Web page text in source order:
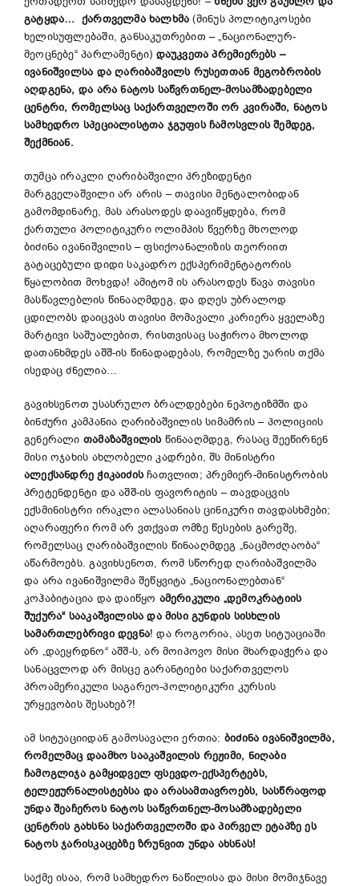
გატყდა… ქართველმა ხალხმა (მინუს პოლიტიკოსები
ხელისუფლებაში, განსაკუთრებით – „ნაციონალურ-
მეოცნებე“ პარლამენტი) დაუკვეთა პრემიერებს –
ივანიშვილსა და ღარიბაშვილს რუსეთთან მეგობრობის
აღდგენა, და არა ნატოს საწვრთნელ-მოსამზადებელი
ცენტრი, რომელსაც საქართველოში ორ კვირაში, ნატოს
სამხედრო სპეციალისტთა ჯგუფის ჩამოსვლის შემდეგ,
შექმნიან.
თუმცა ირაკლი ღარიბაშვილი პრეზიდენტი
მარგველაშვილი არ არის – თავისი მენტალობიდან
გამომდინარე, მას არასოდეს დაავიწყდება, რომ
ქართული პოლიტიკური ოლიმპის წვერზე მხოლოდ
ბიძინა ივანიშვილის – ფსიქოანალიზის თეორიით
გატაცებული დიდი საკადრო ექსპერიმენტატორის
წყალობით მოხვდა! ამიტომ ის არასოდეს წავა თავისი
მასწავლებლის წინააღმდეგ, და დღეს უბრალოდ
ცდილობს დაიცვას თავისი მომავალი კარიერა ყველაზე
მარტივი საშუალებით, რისთვისაც საჭიროა მხოლოდ
დათანხმდეს აშშ-ის წინადადებას, რომელზე უარის თქმა
ისედაც ძნელია…
გავიხსენოთ უსასრულო ბრალდებები ნეპოტიზმში და
ბინძური კამპანია ღარიბაშვილის სიმამრის – პოლიციის
გენერალი თამაზაშვილისწინააღმდეგ, რასაც შეეწირნენ
მისი ოჯახის ახლობელი კადრები, შს მინისტრი
ალექსანდრე ჭიკაიძისჩათვლით; პრემიერ-მინისტრობის
პრეტენდენტი და აშშ-ის ფავორიტის – თავდაცვის
ექსმინისტრი ირაკლი ალასანიას ცინიკური თავდასხმები;
აღარაფერი რომ არ ვთქვათ ომზე წესების გარეშე,
რომელსაც ღარიბაშვილის წინააღმდეგ „ნაცმოძღაობა“
აწარმოებს. გავიხსენოთ, რომ სწორედ ღარიბაშვილმა
და არა ივანიშვილმა შეწყვიტა „ნაციონალებთან“
კოჰაბიტაცია და დაიწყო ამერიკული „დემოკრატიის
შუქურა“ სააკაშვილისა და მისი გუნდის სისხლის
სამართლებრივი დევნა! და როგორია, ასეთ სიტუაციაში
არ „დაეყრდნო“ აშშ-ს, არ მოიპოვო მისი მხარდაჭერა და
სანაცვლოდ არ მისცე გარანტიები საქართველოს
პროამერიკული საგარეო-პოლიტიკური კურსის
ურყევობის შესახებ?!
ამ სიტუაციიდან გამოსავალი ერთია: ბიძინა ივანიშვილმა,
რომელმაც დაამხო სააკაშვილის რეჟიმი, ნიღაბი
ჩამოგლიჯა გამყიდველ ფსევდო-ექსპერტებს,
ტელეჟურნალისტებსა და არასამთავროებს, სასწრაფოდ
უნდა შეაჩეროს ნატოს საწვრთნელ-მოსამზადებელი
ცენტრის გახსნა საქართველოში და პირველ ეტაპზე ეს
ნატოს ჯარისკაცებზე ზრუნვით უნდა ახსნას!
საქმე ისაა, რომ სამხედრო ნაწილისა და მისი მომიჯნავე